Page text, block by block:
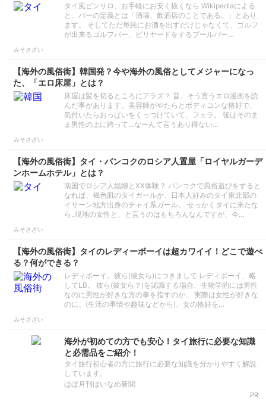
タイ風ピンサロ、お手軽にお安く抜くなら Wikipediaによる
と、バーの定義とは「酒場、飲酒店のことである。」とあり
ます。 そしてただ単純にお酒を出すだけじゃなくて、ゴルフ
が出来るゴルフバー、ビリヤードをするプールバー…
みそさざい
【海外の風俗街】韓国発？今や海外の風俗としてメジャーになっ
た、「エロ床屋」とは？
床屋は髪を切るところにアラズ？ 昔、そう言うエロ漫画を読
んだ事があります。美容師がやたらとボディコンな格好で、
気付いたらおっぱいをくっつけていて、フェラ。 後はそのま
ま男性の上に跨って…なーんて言うあり得ない…
みそさざい
【海外の風俗街】タイ・バンコクのロシア人置屋「ロイヤルガーデ
ンホームホテル」とは？
南国でロシア人娼婦とXX体験？ バンコクで風俗遊びをすると
なれば、褐色肌のタイガールか、日本人好みのタイ東北部の
イサーン地方出身のチャイ系ガール。 せっかくタイに来たな
ら..現地の女性と、と言うのはもちろんなんですが、今…
みそさざい
【海外の風俗街】タイのレディーボーイは超カワイイ！どこで遊べ
る？何ができる？
レディボーイ。彼ら(彼女ら)につきまして レディボーイ、略
してLB。 彼ら(彼女ら？)を認識する場合、生物学的には男性
なのに男性が好きな方の事を指すのか、 実際は女性が好きな
のに、(生活の事情や趣味などから)、女の格好を…
みそさざい
海外が初めての方でも安心！タイ旅行に必要な知識
と必需品をご紹介！
タイ旅行初心者の方に旅行に必要な知識を分かりやすく解説
しています。
ほぼ月刊ほいなめ新聞
PR